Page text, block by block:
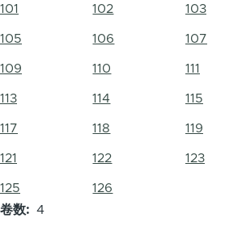
101 102 103
105 106 107
109 110 111
113 114 115
117 118 119
121 122 123
125
126
卷数
4